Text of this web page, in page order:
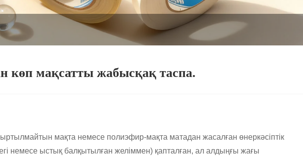
көп мақсатты жабысқақ таспа.
жыртылмайтын мақта немесе полиэфир-мақта матадан жасалған өнеркәсіптік
немесе ыстық балқытылған желіммен) қапталған, ал алдыңғы жағы